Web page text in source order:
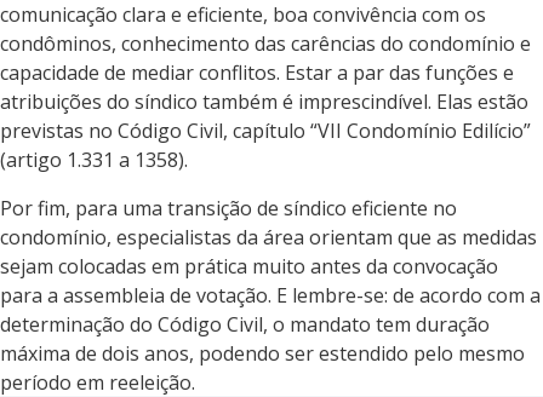
comunicação clara e eficiente, boa convivência com os
condôminos, conhecimento das carências do condomínio e
capacidade de mediar conflitos. Estar a par das funções e
atribuições do síndico também é imprescindível. Elas estão
previstas no Código Civil, capítulo “VII Condomínio Edilício”
(artigo 1.331 a 1358).
Por fim, para uma transição de síndico eficiente no
condomínio, especialistas da área orientam que as medidas
sejam colocadas em prática muito antes da convocação
para a assembleia de votação. E lembre-se: de acordo com a
determinação do Código Civil, o mandato tem duração
máxima de dois anos, podendo ser estendido pelo mesmo
período em reeleição.